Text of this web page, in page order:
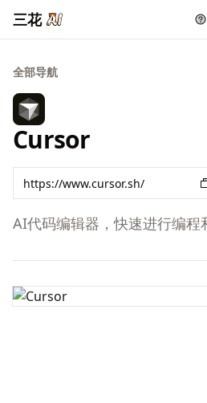
三花
全部导航
Cursor
AI代码编辑器，快速进行编程